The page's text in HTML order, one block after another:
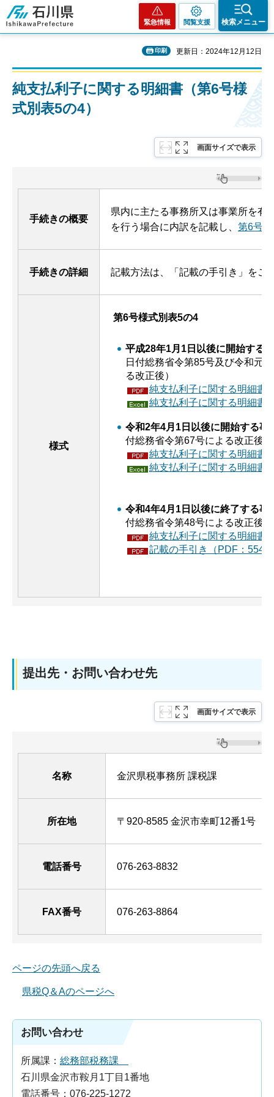
石川県
緊急情報 閲覧支援 検索メニュー
印刷 更新日：2024年12月12日
純支払利子に関する明細書（第6号様
式別表5の4）
画面サイズで表示
手続きの概要
県内に主たる事務所又は事業所を有
を行う場合に内訳を記載し、 第6号
手続きの詳細 記載方法は、「記載の手引き」をご
様式
第6号様式別表5の4
平成28年1月1日以後に開始する
日付総務省令第85号及び令和元
る改正後）
純支払利子に関する明細書
純支払利子に関する明細書
令和2年4月1日以後に開始する事
付総務省令第67号による改正後）
純支払利子に関する明細書
純支払利子に関する明細書
令和4年4月1日以後に終了する事
付総務省令第48号による改正後）
純支払利子に関する明細書
記載の手引き（PDF：
提出先・お問い合わせ先
画面サイズで表示
名称 金沢県税事務所 課税課
所在地 〒920-8585 金沢市幸町12番1号 （
電話番号 076-263-8832
FAX番号 076-263-8864
ページの先頭へ戻る
県税Q＆Aのページへ
お問い合わせ
所属課： 総務部税務課
石川県金沢市鞍月1丁目1番地
電話番号：076-225-1272